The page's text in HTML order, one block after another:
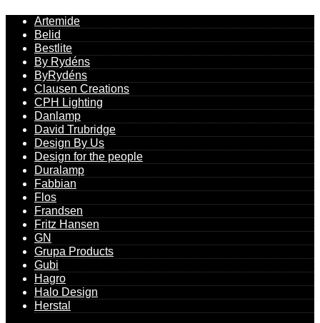
Artemide
Belid
Bestlite
By Rydéns
ByRydéns
Clausen Creations
CPH Lighting
Danlamp
David Trubridge
Design By Us
Design for the people
Duralamp
Fabbian
Flos
Frandsen
Fritz Hansen
GN
Grupa Products
Gubi
Hagro
Halo Design
Herstal